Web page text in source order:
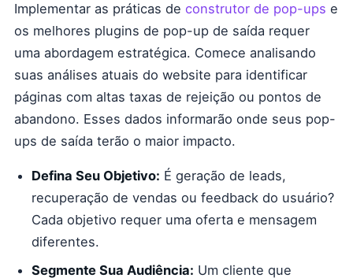
Implementar as práticas de construtor de pop-ups e
os melhores plugins de pop-up de saída requer
uma abordagem estratégica. Comece analisando
suas análises atuais do website para identificar
páginas com altas taxas de rejeição ou pontos de
abandono. Esses dados informarão onde seus pop-
ups de saída terão o maior impacto.
Defina Seu Objetivo: É geração de leads,
recuperação de vendas ou feedback do usuário?
Cada objetivo requer uma oferta e mensagem
diferentes.
Segmente Sua Audiência: Um cliente que